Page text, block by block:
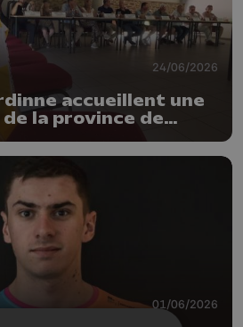
24/06/2026
accueillent une
la province de
01/06/2026